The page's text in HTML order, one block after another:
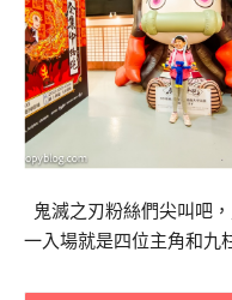
鬼滅之刃粉絲們尖叫吧
一入場就是四位主角和